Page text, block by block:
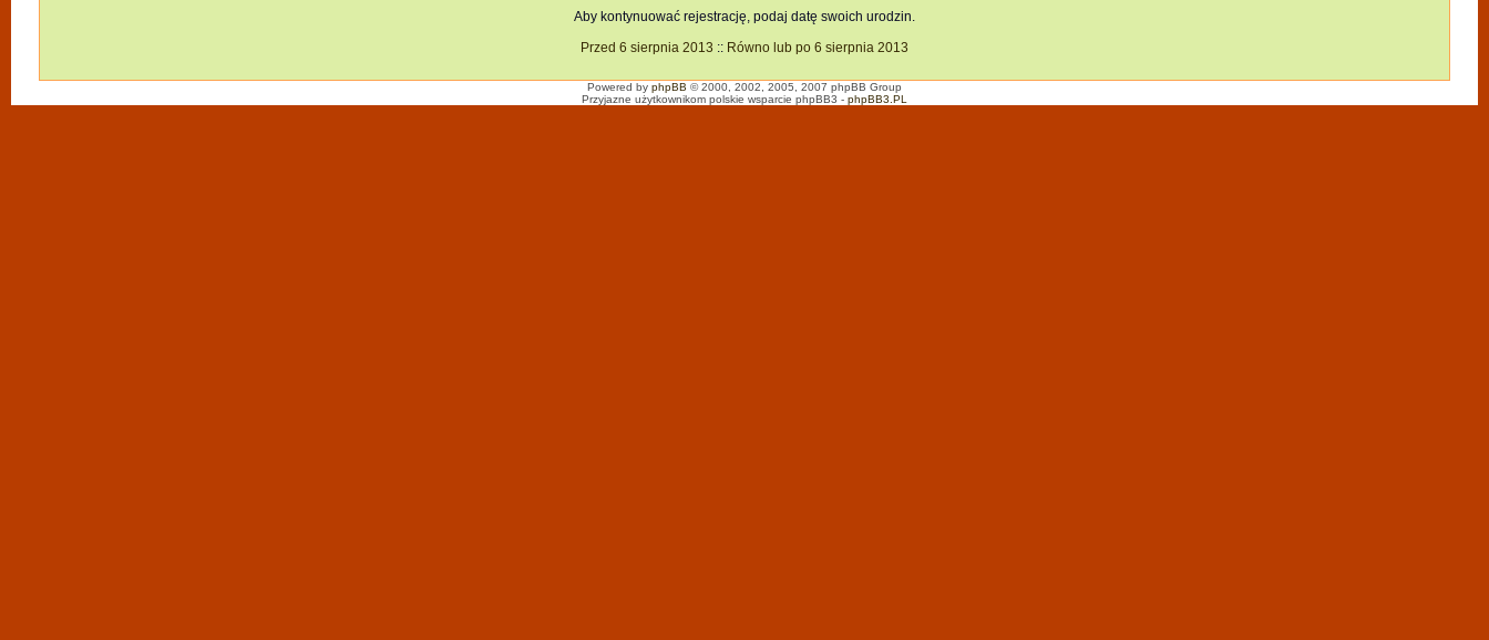
Aby kontynuować rejestrację, podaj datę swoich urodzin.
Przed 6 sierpnia 2013 :: Równo lub po 6 sierpnia 2013
Powered by phpBB © 2000, 2002, 2005, 2007 phpBB Group
Przyjazne użytkownikom polskie wsparcie phpBB3 - phpBB3.PL